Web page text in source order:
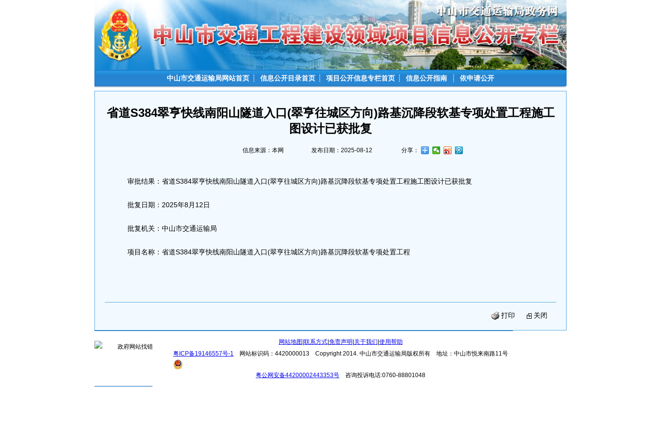
中山市交通运输局网站首页 ┊ 信息公开目录首页 ┊ 项目公开信息专栏首页 ┊ 信息公开指南 ┊ 依申请公开
省道S384翠亨快线南阳山隧道入口(翠亨往城区方向)路基沉降段软基专项处置工程施工
图设计已获批复
信息来源：本网 发布日期：2025-08-12 分享：
审批结果：省道S384翠亨快线南阳山隧道入口(翠亨往城区方向)路基沉降段软基专项处置工程施工图设计已获批复
批复日期：2025年8月12日
批复机关：中山市交通运输局
项目名称：省道S384翠亨快线南阳山隧道入口(翠亨往城区方向)路基沉降段软基专项处置工程
打印 关闭
网站地图 联系方式| 免责声明 关于我们 使用帮助
粤ICP备19146557号-1
网站标识码：4420000013 Copyright 2014. 中山市交通运输局版权所有 地址：中山市悦来南路11号
粤公网安备44200002443353号 咨询投诉电话:0760-88801048